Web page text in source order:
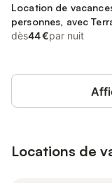
Location de
personnes, avec
dès44 €par nuit
Locations de